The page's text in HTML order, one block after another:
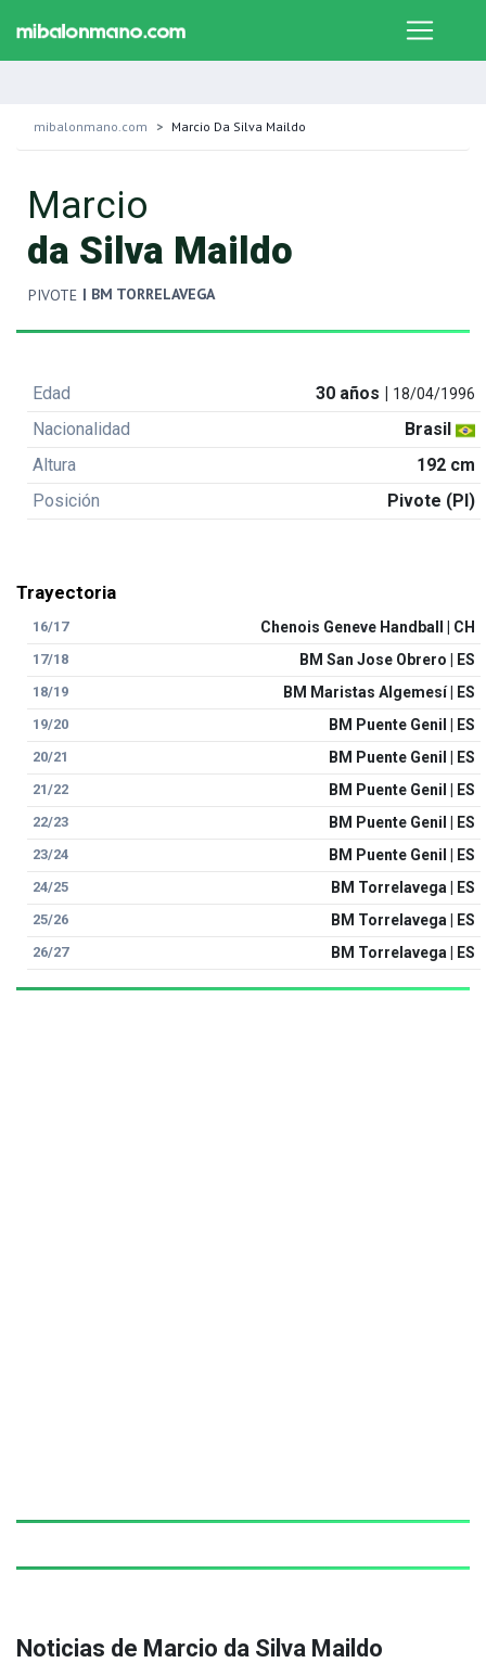
mibalonmano.com Marcio Da Silva Maildo
Marcio
da Silva Maildo
PIVOTE | BM TORRELAVEGA
Edad 30 años | 18/04/1996
Nacionalidad
Brasil
Altura
192 cm
Posición
Pivote (PI)
Trayectoria
16/17 Chenois Geneve Handball | CH
17/18 BM San Jose Obrero | ES
18/19 BM Maristas Algemesí | ES
19/20 BM Puente Genil | ES
20/21 BM Puente Genil | ES
21/22 BM Puente Genil | ES
22/23 BM Puente Genil | ES
23/24 BM Puente Genil | ES
24/25 BM Torrelavega | ES
25/26 BM Torrelavega | ES
26/27 BM Torrelavega | ES
Noticias de Marcio da Silva Maildo